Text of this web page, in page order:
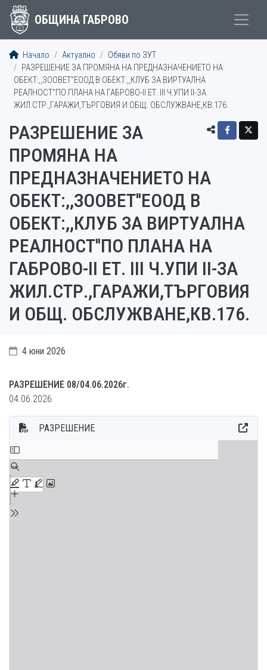
ОБЩИНА ГАБРОВО
Начало Актуално
Обяви по ЗУТ
РАЗРЕШЕНИЕ ЗА ПРОМЯНА НА ПРЕДНАЗНАЧЕНИЕТО НА
ОБЕКТ:,,ЗООВЕТ''ЕООД В ОБЕКТ:,,КЛУБ ЗА ВИРТУАЛНА
РЕАЛНОСТ''ПО ПЛАНА НА ГАБРОВО-II ЕТ. III Ч.УПИ II-ЗА
ЖИЛ.СТР.,ГАРАЖИ,ТЪРГОВИЯ И ОБЩ. ОБСЛУЖВАНЕ,КВ.176.
РАЗРЕШЕНИЕ ЗА
ПРОМЯНА НА
ПРЕДНАЗНАЧЕНИЕТО НА
ОБЕКТ:,,ЗООВЕТ''ЕООД В
ОБЕКТ:,,КЛУБ ЗА ВИРТУАЛНА
РЕАЛНОСТ''ПО ПЛАНА НА
ГАБРОВО-II ЕТ. III Ч.УПИ II-ЗА
ЖИЛ.СТР.,ГАРАЖИ,ТЪРГОВИЯ
И ОБЩ. ОБСЛУЖВАНЕ,КВ.176.
4 юни 2026
РАЗРЕШЕНИЕ 08/04.06.2026г.
04.06.2026
РАЗРЕШЕНИЕ